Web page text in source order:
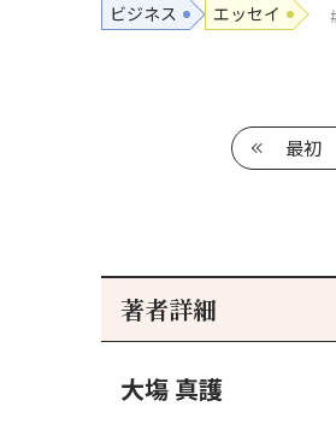
ビジネス エッセイ
最初
著者詳細
大塲 真護